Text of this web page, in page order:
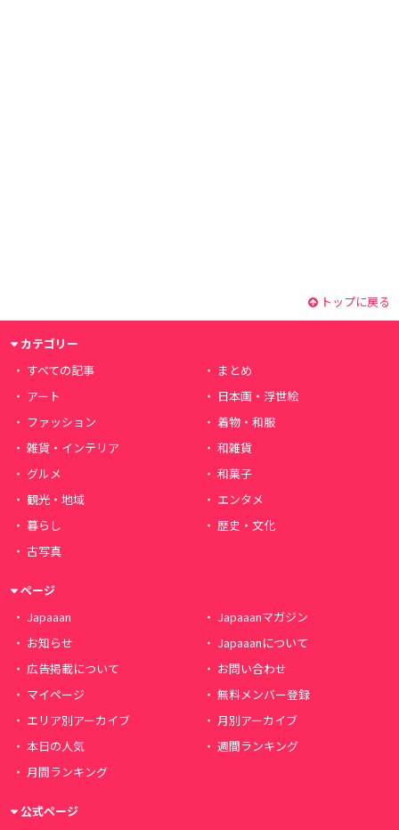
トップに戻る
カテゴリー
すべての記事
まとめ
アート
日本画・浮世絵
ファッション
着物・和服
雑貨・インテリア
和雑貨
グルメ
和菓子
観光・地域
エンタメ
暮らし
歴史・文化
古写真
ページ
Japaaan
Japaaanマガジン
お知らせ
Japaaanについて
広告掲載について
お問い合わせ
マイページ
無料メンバー登録
エリア別アーカイブ
月別アーカイブ
本日の人気
週間ランキング
月間ランキング
公式ページ